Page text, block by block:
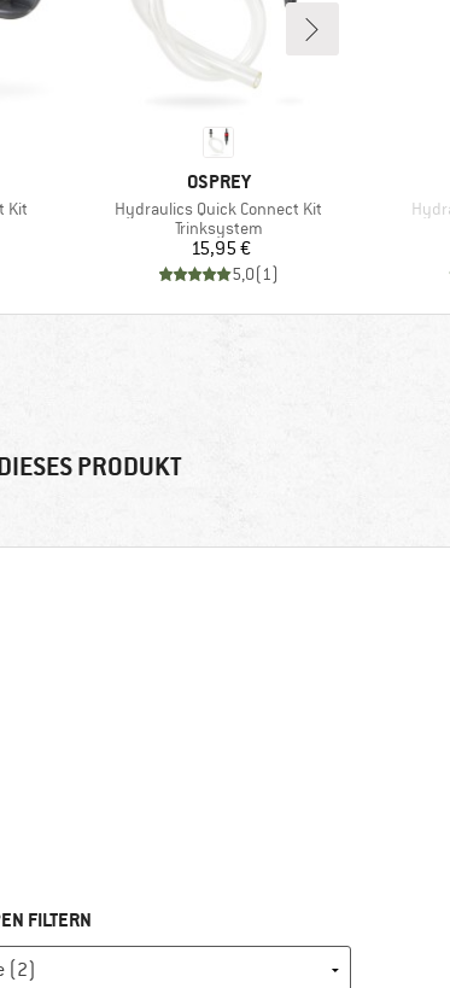
Kit
MARKE
OSPREY
Artikel
Hydraulics Quick Connect Kit
Produktgruppe
Trinksystem
Preis
15,95 €
5,0(1)
PRODUKT
FILTERN